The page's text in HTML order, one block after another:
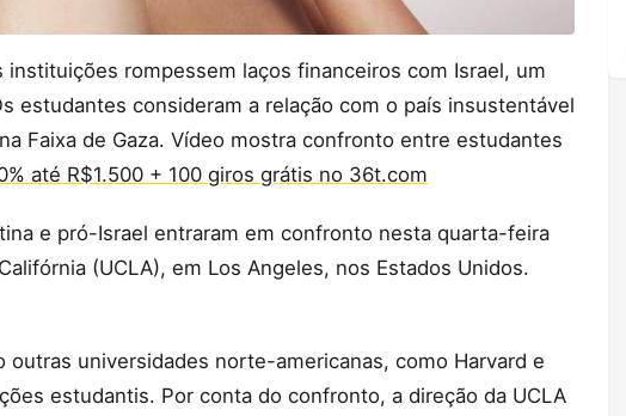
rompessem laços financeiros com Israel, um
estudantes consideram a relação com o país insustentável
Faixa de Gaza. Vídeo mostra confronto entre estudantes
até R$1.500 + 100 giros grátis no 36t.com
e pró-Israel entraram em confronto nesta quarta-feira
(UCLA), em Los Angeles, nos Estados Unidos.
outras universidades norte-americanas, como Harvard e
estudantis. Por conta do confronto, a direção da UCLA